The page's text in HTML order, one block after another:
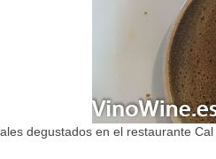
degustados en el restaurante